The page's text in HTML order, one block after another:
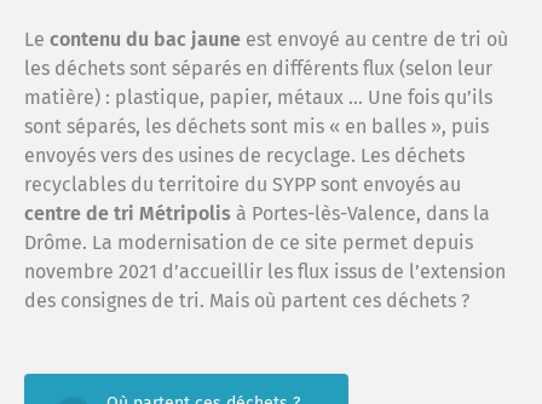
Le contenu du bac jaune est envoyé au centre de tri où
les déchets sont séparés en différents flux (selon leur
matière) : plastique, papier, métaux … Une fois qu’ils
sont séparés, les déchets sont mis « en balles », puis
envoyés vers des usines de recyclage. Les déchets
recyclables du territoire du SYPP sont envoyés au
centre de tri Métripolis à Portes-lès-Valence, dans la
Drôme. La modernisation de ce site permet depuis
novembre 2021 d’accueillir les flux issus de l’extension
des consignes de tri. Mais où partent ces déchets ?